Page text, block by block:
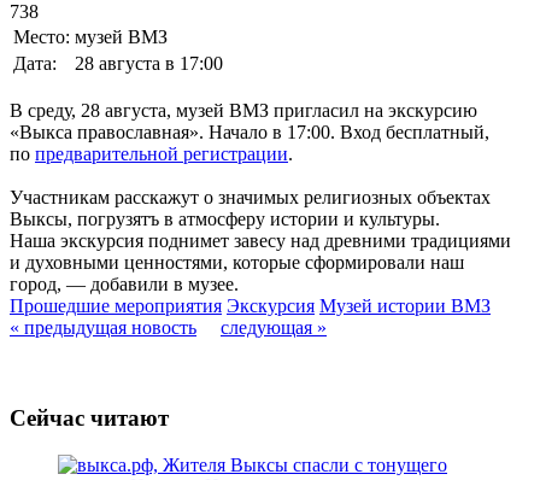
738
Место: музей ВМЗ
Дата:
28 августа в 17:00
В среду, 28 августа, музей ВМЗ пригласил на экскурсию
«Выкса православная». Начало в 17:00. Вход бесплатный,
по предварительной регистрации.
Участникам расскажут о значимых религиозных объектах
Выксы, погрузятъ в атмосферу истории и культуры.
Наша экскурсия поднимет завесу над древними традициями
и духовными ценностями, которые сформировали наш
город, — добавили в музее.
Прошедшие мероприятия Экскурсия Музей истории ВМЗ
« предыдущая новость
следующая »
Сейчас читают